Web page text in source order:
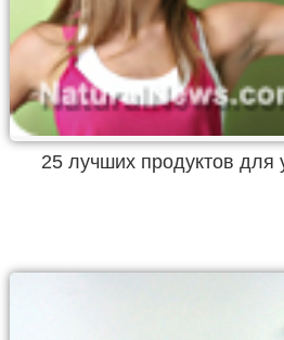
25 лучших продуктов